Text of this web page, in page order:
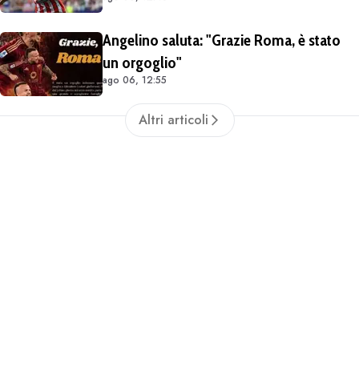
Angelino saluta: "Grazie Roma, è stato
un orgoglio"
ago 06, 12:55
Altri articoli